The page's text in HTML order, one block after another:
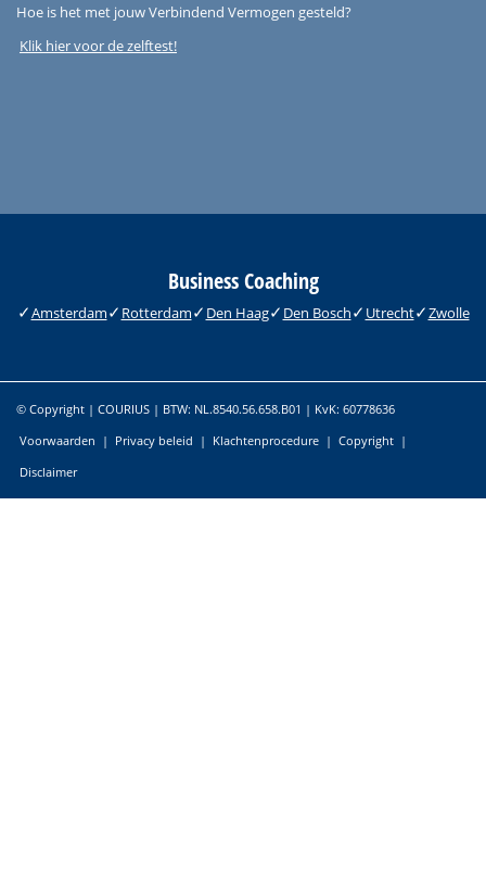
Hoe is het met jouw Verbindend Vermogen gesteld?
Klik hier voor de zelftest!
Business Coaching
Amsterdam Rotterdam Den Haag Den Bosch Utrecht Zwolle
© Copyright | COURIUS | BTW: NL.8540.56.658.B01 | KvK: 60778636
Voorwaarden | Privacy beleid | Klachtenprocedure | Copyright |
Disclaimer